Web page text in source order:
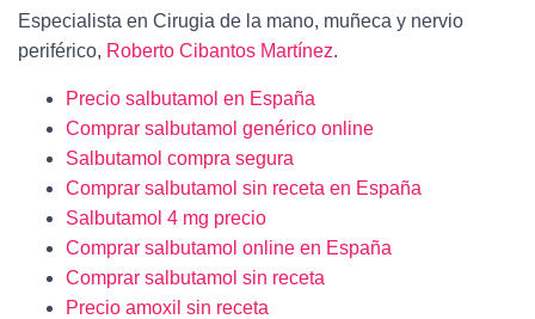
Especialista en Cirugia de la mano, muñeca y nervio
periférico, Roberto Cibantos Martínez.
Precio salbutamol en España
Comprar salbutamol genérico online
Salbutamol compra segura
Comprar salbutamol sin receta en España
Salbutamol 4 mg precio
Comprar salbutamol online en España
Comprar salbutamol sin receta
Precio amoxil sin receta